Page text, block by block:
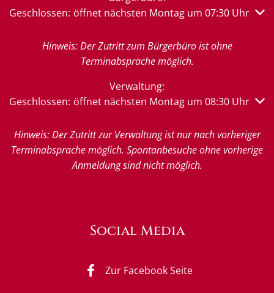
Klicken, um weitere Öffnungs- oder Schließzeiten
Geschlossen: öffnet nächsten Montag um 07:30 Uhr
Hinweis: Der Zutritt zum Bürgerbüro ist ohne
Terminabsprache möglich.
Verwaltung:
Klicken, um weitere Öffnungs- oder Schließzeiten
Geschlossen: öffnet nächsten Montag um 08:30 Uhr
Hinweis: Der Zutritt zur Verwaltung ist nur nach vorheriger
Terminabsprache möglich. Spontanbesuche ohne vorherige
Anmeldung sind nicht möglich.
Social Media
Zur Facebook Seite